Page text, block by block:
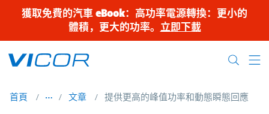
Skip to main content
獲取免費的汽車 eBook：高功率電源轉換：更小的
體積，更大的功率。 立即下載
首頁 文章 提供更高的峰值功率和動態瞬態回應